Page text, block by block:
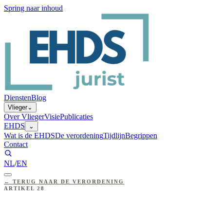
Spring naar inhoud
DienstenBlog
Vlieger⌄
Over VliegerVisiePublicaties
EHDS
⌄
Wat is de EHDSDe verordeningTijdlijnBegrippen
Contact
NL/EN
←TERUG NAAR DE VERORDENING
ARTIKEL 28